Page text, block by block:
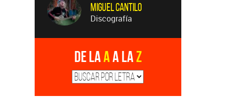
Miguel Cantilo
Discografía
De laAa laZ